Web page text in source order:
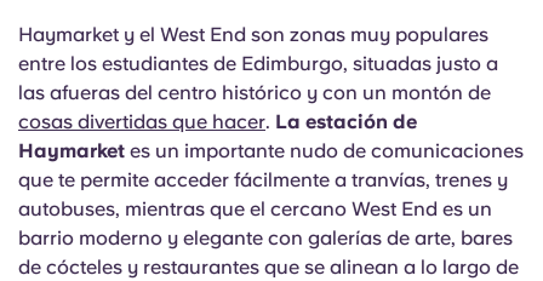
Haymarket y el West End son zonas muy populares
entre los estudiantes de Edimburgo, situadas justo a
las afueras del centro histórico y con un montón de
cosas divertidas que hacer. La estación de
Haymarket es un importante nudo de comunicaciones
que te permite acceder fácilmente a tranvías, trenes y
autobuses, mientras que el cercano West End es un
barrio moderno y elegante con galerías de arte, bares
de cócteles y restaurantes que se alinean a lo largo de